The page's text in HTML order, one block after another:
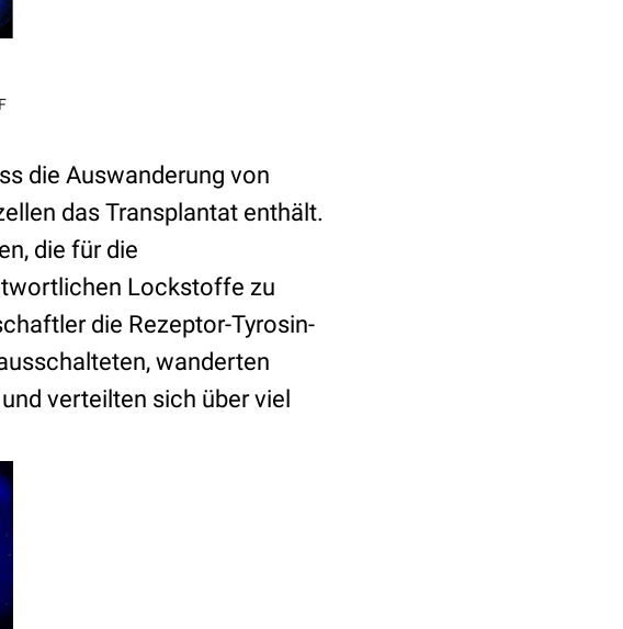
die Auswanderung von
das Transplantat enthält.
die für die
Lockstoffe zu
die Rezeptor-Tyrosin-
wanderten
verteilten sich über viel